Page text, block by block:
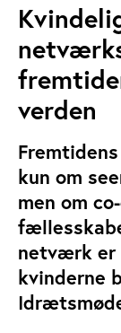
verden
kun om
men om
netværk er
kvinderne